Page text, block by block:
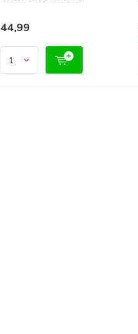
44,99